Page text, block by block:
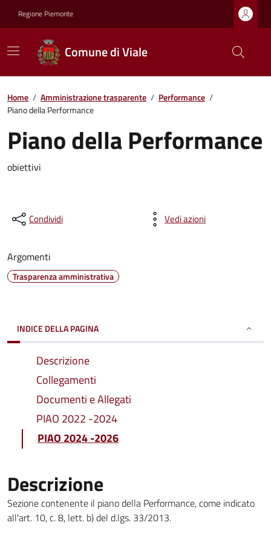
Regione Piemonte
Comune di Viale
Home / Amministrazione trasparente / Performance /
Piano della Performance
Piano della Performance
obiettivi
Condividi Vedi azioni
Argomenti
Trasparenza amministrativa
INDICE DELLA PAGINA
Descrizione
Collegamenti
Documenti e Allegati
PIAO 2022 -2024
PIAO 2024 -2026
Descrizione
Sezione contenente il piano della Performance, come indicato
all'art. 10, c. 8, lett. b) del d.lgs. 33/2013.